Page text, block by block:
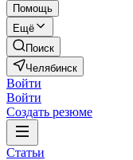
Помощь
Ещё
Поиск
Челябинск
Войти
Войти
Создать резюме
Статьи